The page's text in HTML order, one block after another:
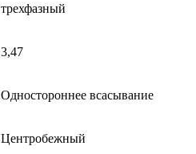
трехфазный
3,47
Одностороннее всасывание
Центробежный